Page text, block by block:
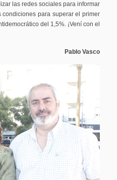
las redes sociales para informar
condiciones para superar el primer
del 1,5%. ¡Vení con el
Pablo Vasco